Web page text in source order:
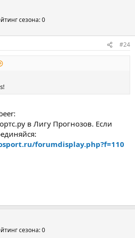
сезона: 0
#24
в Лигу Прогнозов. Если
forumdisplay.php?f=110
сезона: 0